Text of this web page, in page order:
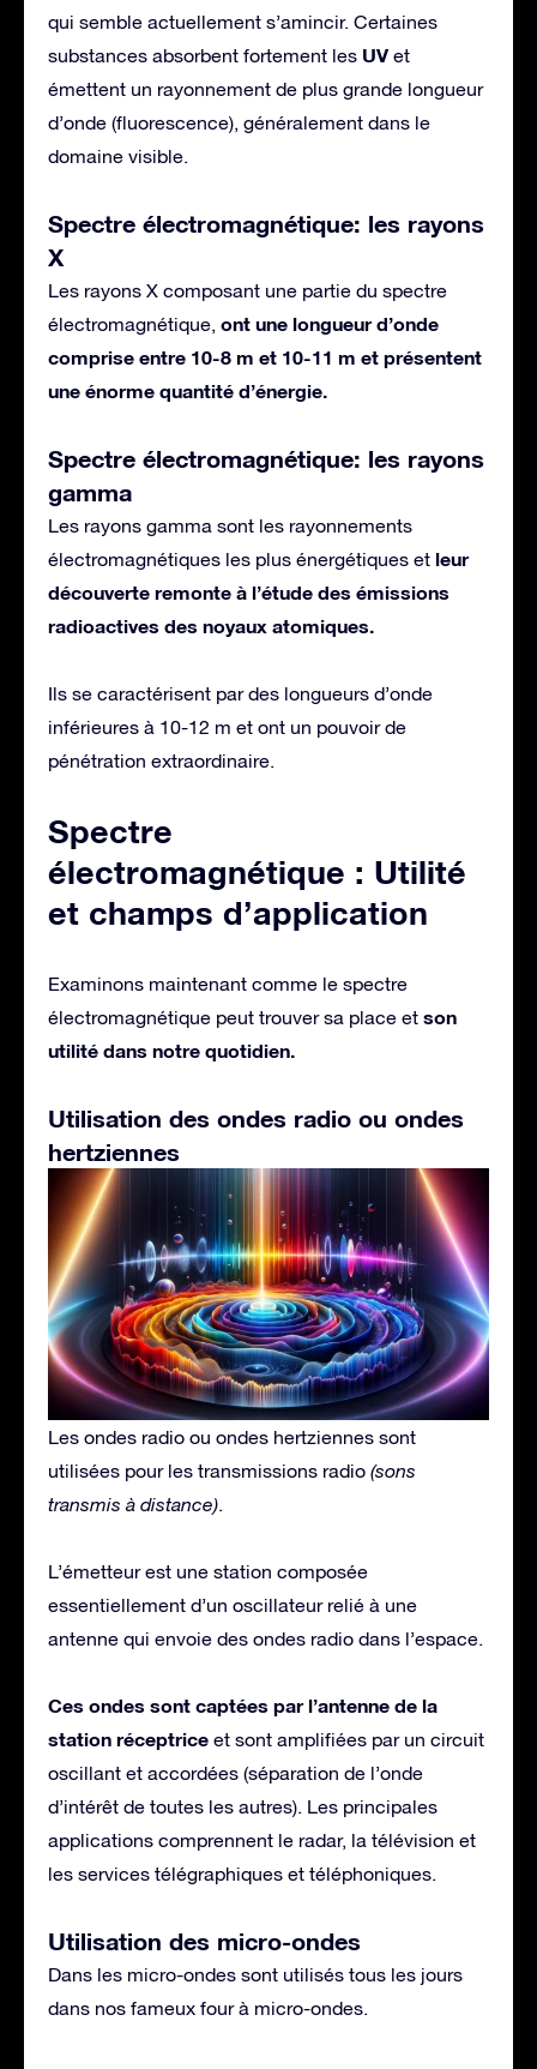
qui semble actuellement s’amincir. Certaines
substances absorbent fortement les UV et
émettent un rayonnement de plus grande longueur
d’onde (fluorescence), généralement dans le
domaine visible.
Spectre électromagnétique: les rayons
X
Les rayons X composant une partie du spectre
électromagnétique, ont une longueur d’onde
comprise entre 10-8 m et 10-11 m et présentent
une énorme quantité d’énergie.
Spectre électromagnétique: les rayons
gamma
Les rayons gamma sont les rayonnements
électromagnétiques les plus énergétiques et leur
découverte remonte à l’étude des émissions
radioactives des noyaux atomiques.
Ils se caractérisent par des longueurs d’onde
inférieures à 10-12 m et ont un pouvoir de
pénétration extraordinaire.
Spectre
électromagnétique : Utilité
et champs d’application
Examinons maintenant comme le spectre
électromagnétique peut trouver sa place et son
utilité dans notre quotidien.
Utilisation des ondes radio ou ondes
hertziennes
Les ondes radio ou ondes hertziennes sont
utilisées pour les transmissions radio (sons
transmis à distance).
L’émetteur est une station composée
essentiellement d’un oscillateur relié à une
antenne qui envoie des ondes radio dans l’espace.
Ces ondes sont captées par l’antenne de la
station réceptrice et sont amplifiées par un circuit
oscillant et accordées (séparation de l’onde
d’intérêt de toutes les autres). Les principales
applications comprennent le radar, la télévision et
les services télégraphiques et téléphoniques.
Utilisation des micro-ondes
Dans les micro-ondes sont utilisés tous les jours
dans nos fameux four à micro-ondes.